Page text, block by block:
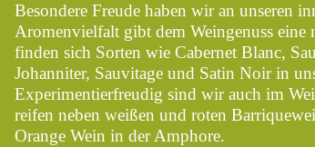
Besondere Freude haben wir an unseren
Aromenvielfalt gibt dem Weingenuss eine
finden sich Sorten wie Cabernet Blanc,
Johanniter, Sauvitage und Satin Noir in
Experimentierfreudig sind wir auch im
reifen neben weißen und roten
Orange Wein in der Amphore.